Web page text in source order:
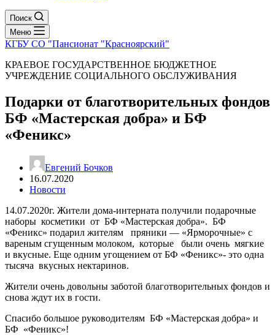
Поиск
Меню
КГБУ СО "Пансионат "Красноярский"
КРАЕВОЕ ГОСУДАРСТВЕННОЕ БЮДЖЕТНОЕ
УЧРЕЖДЕНИЕ СОЦИАЛЬНОГО ОБСЛУЖИВАНИЯ
Подарки от благотворительных фондов
БФ «Мастерская добра» и БФ
«Феникс»
Евгений Бочков
16.07.2020
Новости
14.07.2020г. Жители дома-интерната получили подарочные
наборы косметики от БФ «Мастерская добра». БФ
«Феникс» подарил жителям пряники — «Ярморочные» с
вареным сгущенным молоком, которые были очень мягкие
и вкусные. Еще одним угощением от БФ «Феникс»- это одна
тысяча вкусных нектаринов.
Жители очень довольны заботой благотворительных фондов и
снова ждут их в гости.
Спасибо большое руководителям БФ «Мастерская добра» и
БФ «Феникс»!